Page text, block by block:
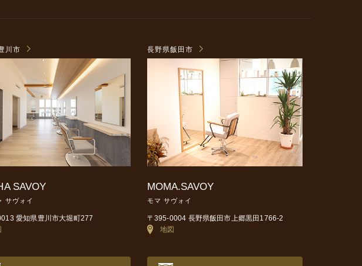
川市
SAVOY
サヴォイ
愛知県豊川市大堀町277
長野県飯田市
MOMA.SAVOY
モマ サヴォイ
〒395-0004 長野県飯田市上郷黒田1766-2
地図